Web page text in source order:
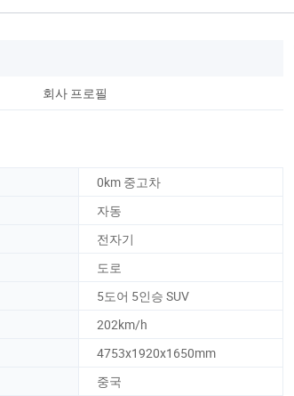
회사 프로필
0km 중고차
자동
전자기
도로
5도어 5인승 SUV
202km/h
4753x1920x1650mm
중국